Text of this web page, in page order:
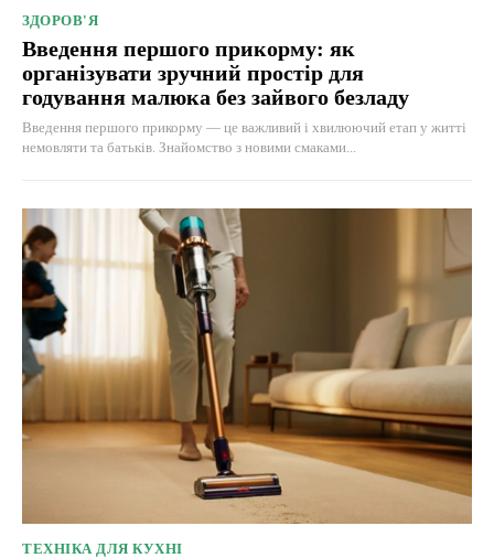
ЗДОРОВ'Я
Введення першого прикорму: як
організувати зручний простір для
годування малюка без зайвого безладу
Введення першого прикорму — це важливий і хвилюючий етап у житті
немовляти та батьків. Знайомство з новими смаками...
ТЕХНІКА ДЛЯ КУХНІ